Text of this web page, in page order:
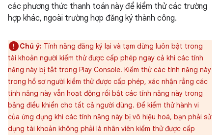
các phương thức thanh toán này để kiểm thử các trường
hợp khác, ngoài trường hợp đăng ký thành công.
Chú ý: Tính năng đăng ký lại và tạm dừng luôn bật trong
tài khoản người kiểm thử được cấp phép ngay cả khi các tính
năng này bị tắt trong Play Console. Kiểm thử các tính năng này
trong hồ sơ người kiểm thử được cấp phép, xác nhận rằng các
tính năng này vẫn hoạt động rồi bật các tính năng này trong
bảng điều khiển cho tất cả người dùng. Để kiểm thử hành vi
của ứng dụng khi các tính năng này bị vô hiệu hoá, bạn phải sử
dụng tài khoản không phải là nhân viên kiểm thử được cấp